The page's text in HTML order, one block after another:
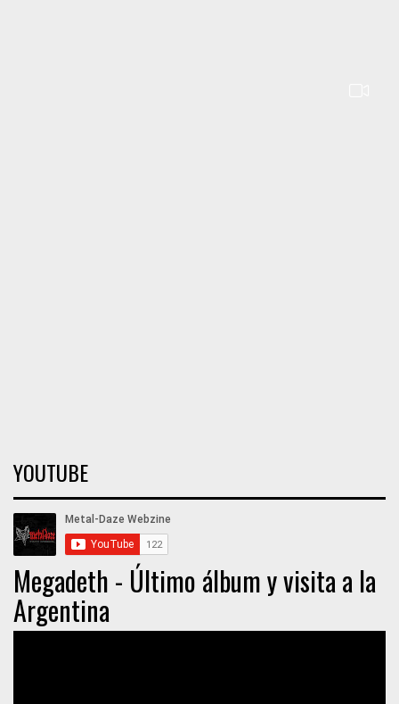
YOUTUBE
Megadeth - Último álbum y visita a la
Argentina